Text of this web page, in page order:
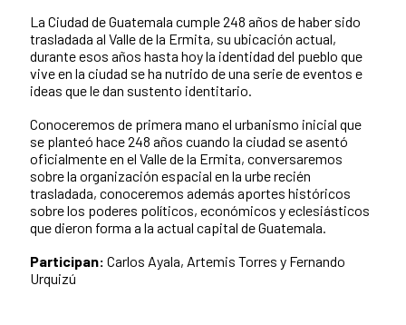
La Ciudad de Guatemala cumple 248 años de haber sido
trasladada al Valle de la Ermita, su ubicación actual,
durante esos años hasta hoy la identidad del pueblo que
vive en la ciudad se ha nutrido de una serie de eventos e
ideas que le dan sustento identitario.
Conoceremos de primera mano el urbanismo inicial que
se planteó hace 248 años cuando la ciudad se asentó
oficialmente en el Valle de la Ermita, conversaremos
sobre la organización espacial en la urbe recién
trasladada, conoceremos además aportes históricos
sobre los poderes políticos, económicos y eclesiásticos
que dieron forma a la actual capital de Guatemala.
Participan: Carlos Ayala, Artemis Torres y Fernando
Urquizú